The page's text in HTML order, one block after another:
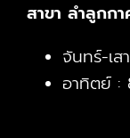
สาขา ลำลูกก
จันทร์-เ
อาทิตย์ :